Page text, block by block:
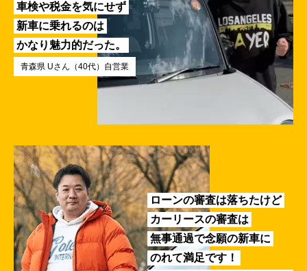
車検や税金を気にせず
新車に乗れるのは
かなり魅力的だった。
青森県 Uさん（40代）自営業
ローンの審査は落ちたけど
カーリースの審査は
無事通過で念願の新車に
のれて満足です！